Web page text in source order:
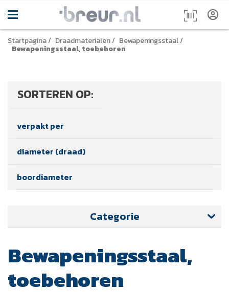
Startpagina/ Draadmaterialen/ Bewapeningsstaal/
Bewapeningsstaal, toebehoren
SORTEREN OP:
verpakt per
diameter (draad)
boordiameter
Categorie
Bewapeningsstaal,
toebehoren